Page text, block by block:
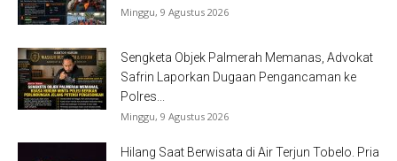
Minggu, 9 Agustus 2026
Sengketa Objek Palmerah Memanas, Advokat
Safrin Laporkan Dugaan Pengancaman ke
Polres...
Minggu, 9 Agustus 2026
Hilang Saat Berwisata di Air Terjun Tobelo. Pria